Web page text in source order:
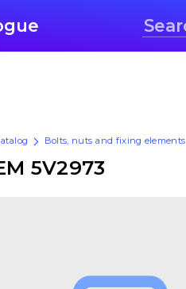
Bolts, nuts and fixing elements
5V2973